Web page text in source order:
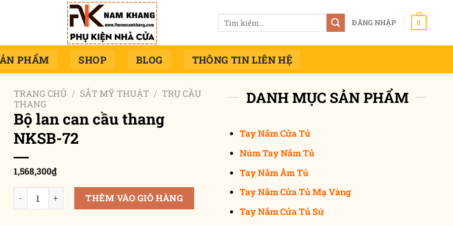
Tìm
kiếm:
ĐĂNG NHẬP 0
PHẨM SHOP BLOG THÔNG TIN LIÊN HỆ
TRANG CHỦ / SẮT MỸ THUẬT / TRỤ CẦU
THANG
Bộ lan can cầu thang
NKSB-72
1,568,300₫
Bộ lan can cầu thang NKSB-72 số lượng
THÊM VÀO GIỎ HÀNG
DANH MỤC SẢN PHẨM
Tay Nắm Cửa Tủ
Núm Tay Nắm Tủ
Tay Nắm Âm Tủ
Tay Nắm Cửa Tủ Mạ Vàng
Tay Nắm Cửa Tủ Sứ